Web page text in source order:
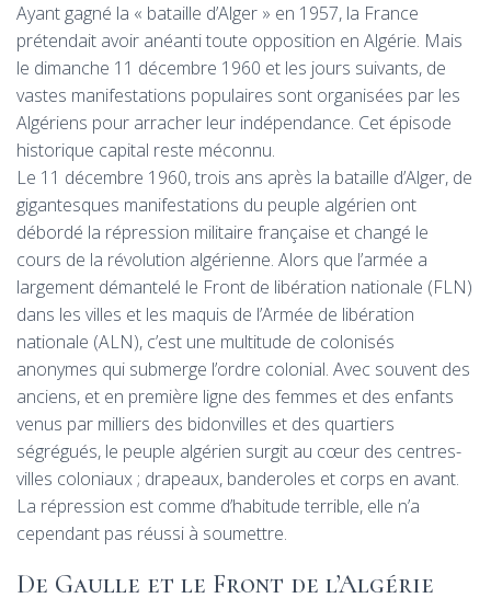
Ayant gagné la « bataille d’Alger » en 1957, la France
prétendait avoir anéanti toute opposition en Algérie. Mais
le dimanche 11 décembre 1960 et les jours suivants, de
vastes manifestations populaires sont organisées par les
Algériens pour arracher leur indépendance. Cet épisode
historique capital reste méconnu.
Le 11 décembre 1960, trois ans après la bataille d’Alger, de
gigantesques manifestations du peuple algérien ont
débordé la répression militaire française et changé le
cours de la révolution algérienne. Alors que l’armée a
largement démantelé le Front de libération nationale (FLN)
dans les villes et les maquis de l’Armée de libération
nationale (ALN), c’est une multitude de colonisés
anonymes qui submerge l’ordre colonial. Avec souvent des
anciens, et en première ligne des femmes et des enfants
venus par milliers des bidonvilles et des quartiers
ségrégués, le peuple algérien surgit au cœur des centres-
villes coloniaux; drapeaux, banderoles et corps en avant.
La répression est comme d’habitude terrible, elle n’a
cependant pas réussi à soumettre.
De Gaulle et le Front de l’Algérie